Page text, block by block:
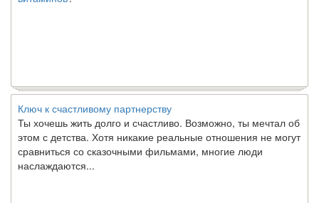
Ключ к счастливому партнерству
Ты хочешь жить долго и счастливо. Возможно, ты мечтал об
этом с детства. Хотя никакие реальные отношения не могут
сравниться со сказочными фильмами, многие люди
наслаждаются...